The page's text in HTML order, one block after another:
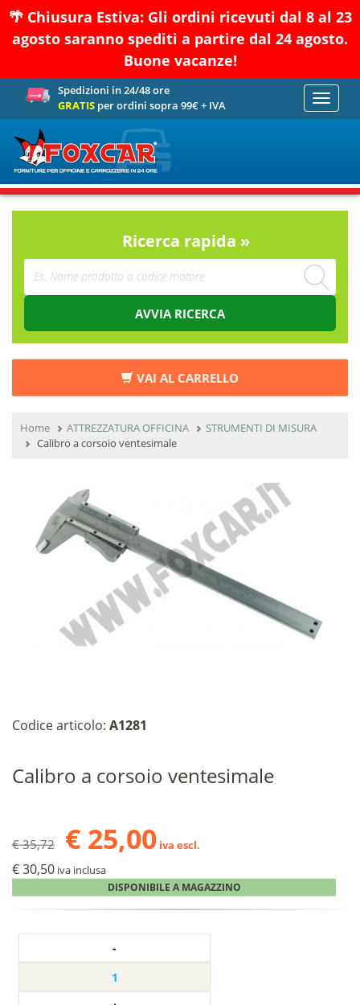
🌴 Chiusura Estiva: Gli ordini ricevuti dal 8 al 23
agosto saranno spediti a partire dal 24 agosto.
Buone vacanze!
Spedizioni in 24/48 ore
GRATIS per ordini sopra 99€ + IVA
Toggle
Ricerca rapida »
AVVIA RICERCA
VAI AL CARRELLO
Home ATTREZZATURA OFFICINA
STRUMENTI DI MISURA
Calibro a corsoio ventesimale
Codice articolo: A1281
Calibro a corsoio ventesimale
€ 35,72 € 25,00 iva escl.
€ 30,50 iva inclusa
DISPONIBILE A MAGAZZINO